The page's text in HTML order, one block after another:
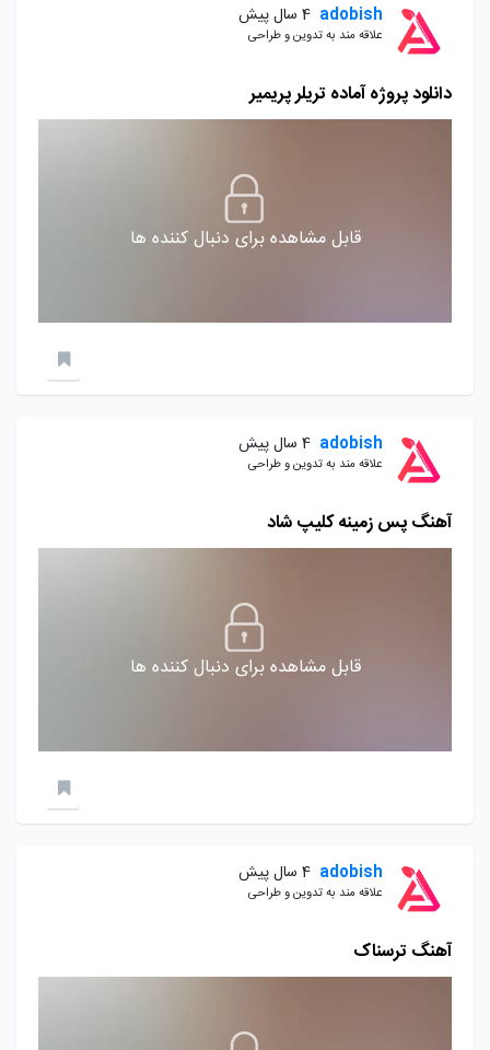
adobish 4 سال پیش
علاقه مند به تدوین و طراحی
دانلود پروژه آماده تریلر پریمیر
قابل مشاهده برای دنبال کننده ها
adobish 4 سال پیش
علاقه مند به تدوین و طراحی
آهنگ پس زمینه کلیپ شاد
قابل مشاهده برای دنبال کننده ها
adobish 4 سال پیش
علاقه مند به تدوین و طراحی
آهنگ ترسناک